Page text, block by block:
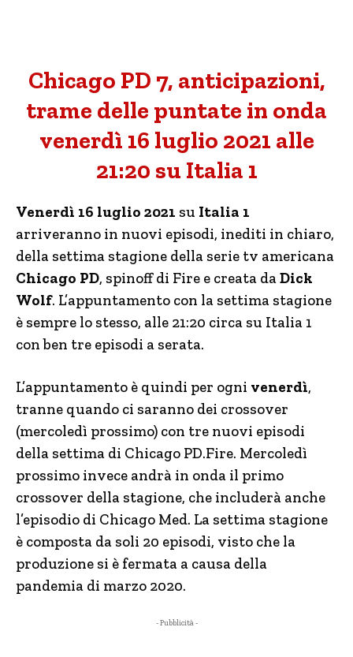
Chicago PD 7, anticipazioni,
trame delle puntate in onda
venerdì 16 luglio 2021 alle
21:20 su Italia 1
Venerdì 16 luglio 2021 su Italia 1
arriveranno in nuovi episodi, inediti in chiaro,
della settima stagione della serie tv americana
Chicago PD, spinoff di Fire e creata daDick
Wolf. L’appuntamento con la settima stagione
è sempre lo stesso, alle 21:20 circa su Italia 1
con ben tre episodi a serata.
L’appuntamento è quindi per ogni venerdì,
tranne quando ci saranno dei crossover
(mercoledì prossimo) con tre nuovi episodi
della settima di Chicago PD.Fire. Mercoledì
prossimo invece andrà in onda il primo
crossover della stagione, che includerà anche
l’episodio di Chicago Med. La settima stagione
è composta da soli 20 episodi, visto che la
produzione si è fermata a causa della
pandemia di marzo 2020.
- Pubblicità -